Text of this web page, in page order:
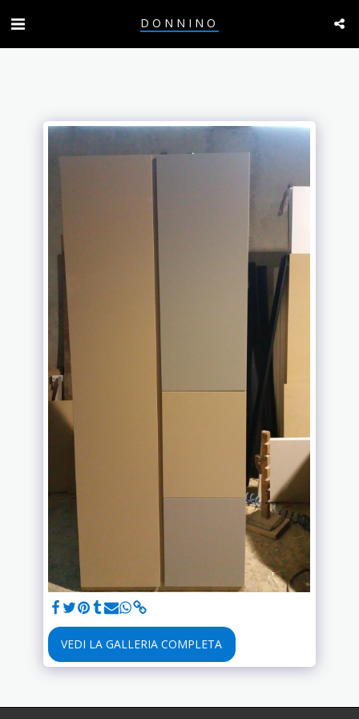
DONNINO
VEDI LA GALLERIA COMPLETA